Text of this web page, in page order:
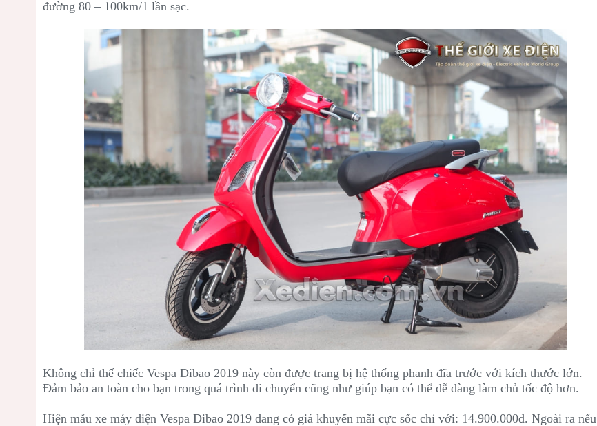
đường 80 – 100km/1 lần sạc.
Không chỉ thế chiếc Vespa Dibao 2019 này còn được trang bị hệ thống phanh đĩa trước với kích thước lớn.
Đảm bảo an toàn cho bạn trong quá trình di chuyển cũng như giúp bạn có thể dễ dàng làm chủ tốc độ hơn.
Hiện mẫu xe máy điện Vespa Dibao 2019 đang có giá khuyến mãi cực sốc chỉ với: 14.900.000đ. Ngoài ra nếu